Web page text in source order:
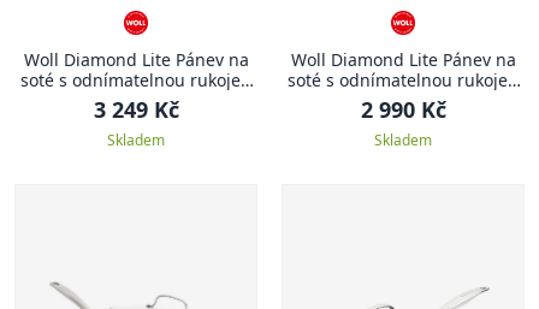
Woll Diamond Lite Pánev na
soté s odnímatelnou rukojetí
32 x 6,5 cm 4,75 l
3 249 Kč
Skladem
Woll Diamond Lite Pánev na
soté s odnímatelnou rukojetí
28 x 7 cm 3,5 l
2 990 Kč
Skladem